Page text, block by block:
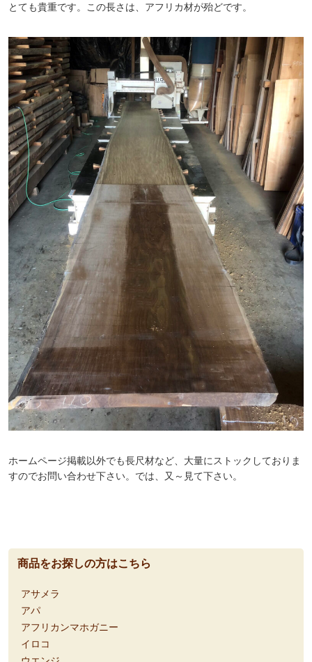
とても貴重です。この長さは、アフリカ材が殆どです。
ホームページ掲載以外でも長尺材など、大量にストックしておりま
すのでお問い合わせ下さい。では、又～見て下さい。
商品をお探しの方はこちら
アサメラ
アパ
アフリカンマホガニー
イロコ